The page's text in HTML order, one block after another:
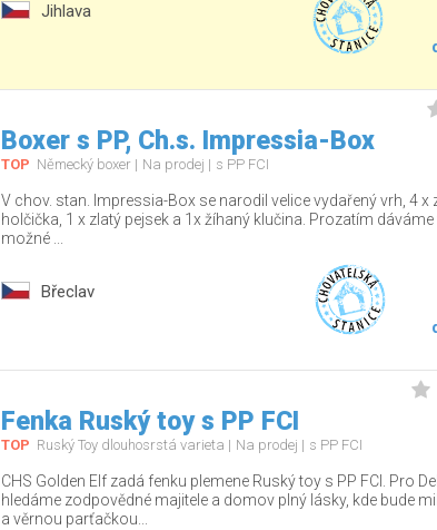
Jihlava
Boxer s PP, Ch.s. Impressia-Box
TOP Německý boxer Na prodej s PP FCI
V chov. stan. Impressia-Box se narodil velice vydařený vrh, 4 x
holčička, 1 x zlatý pejsek a 1x žíhaný klučina. Prozatím dáváme
možné ...
Břeclav
Fenka Ruský toy s PP FCI
TOP Ruský Toy dlouhosrstá varieta Na prodej s PP FCI
CHS Golden Elf zadá fenku plemene Ruský toy s PP FCI. Pro
hledáme zodpovědné majitele a domov plný lásky, kde bude
a věrnou parťačkou...